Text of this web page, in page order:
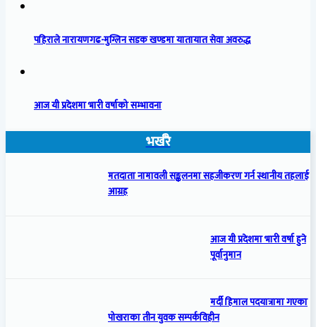
पहिराले नारायणगढ-मुग्लिन सडक खण्डमा यातायात सेवा अवरुद्ध
आज यी प्रदेशमा भारी वर्षाको सम्भावना
भर्खरै
मतदाता नामावली सङ्कलनमा सहजीकरण गर्न स्थानीय तहलाई
आग्रह
आज यी प्रदेशमा भारी वर्षा हुने
पूर्वानुमान
मर्दी हिमाल पदयात्रामा गएका
पोखराका तीन युवक सम्पर्कविहीन